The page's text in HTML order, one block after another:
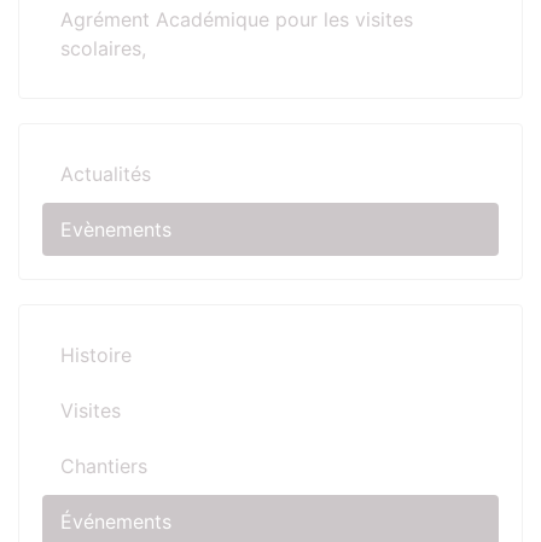
Agrément Académique pour les visites
scolaires,
Actualités
Evènements
Histoire
Visites
Chantiers
Événements